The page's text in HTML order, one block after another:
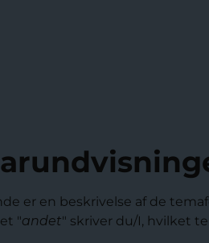
er en beskrivelse af de
"andet" skriver du/I, hvilket